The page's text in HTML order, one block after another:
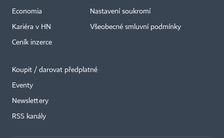
Economia
Kariéra v HN
Ceník inzerce
Nastavení soukromí
Všeobecné smluvní podmínky
Koupit / darovat předplatné
Eventy
Newslettery
RSS kanály